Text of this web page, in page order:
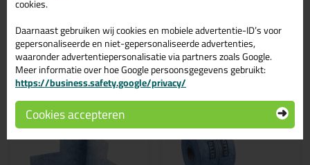
Gerelateerde producten
cookies.
Daarnaast gebruiken wij cookies en mobiele advertentie-ID’s voor
gepersonaliseerde en niet-gepersonaliseerde advertenties,
waaronder advertentiepersonalisatie via partners zoals Google.
Meer informatie over hoe Google persoonsgegevens gebruikt:
https://business.safety.google/privacy/
Cookies accepteren